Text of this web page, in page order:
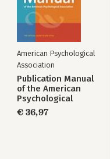
American Psychological
Association
Publication Manual
of the American
Psychological
Association 2020
€ 36,97